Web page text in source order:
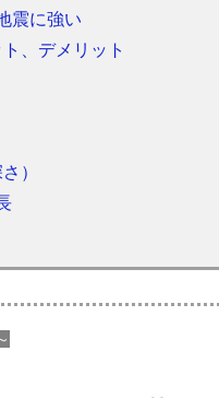
震に強い
、デメリット
）